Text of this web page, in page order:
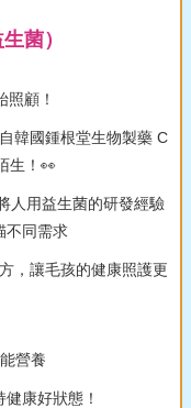
菌）
照顧！
韓國鍾根堂生物製藥 C
生！👀
人用益生菌的研發經驗
不同需求
，讓毛孩的健康照護更
營養
康好狀態！